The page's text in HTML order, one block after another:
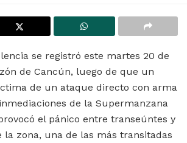
se registró este martes 20 de
de Cancún, luego de que un
de un ataque directo con arma
de la Supermanzana
el pánico entre transeúntes y
la zona, una de las más transitadas